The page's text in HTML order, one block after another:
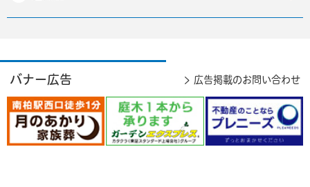
バナー広告 広告掲載のお問い合わせ